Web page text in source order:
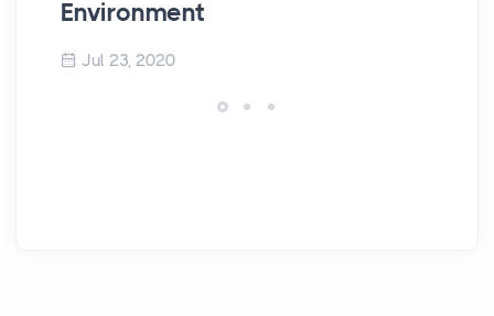
Environment
Jul 23, 2020